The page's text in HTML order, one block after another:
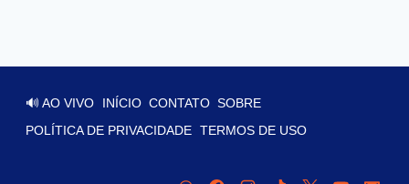
🔊 AO VIVO INÍCIO CONTATO SOBRE
POLÍTICA DE PRIVACIDADE TERMOS DE USO